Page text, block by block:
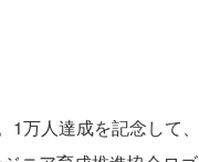
万人達成を記念して、